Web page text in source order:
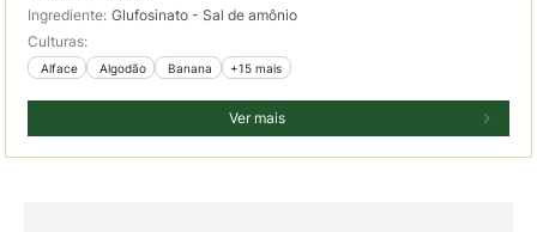
Ingrediente: Glufosinato - Sal de amônio
Culturas:
Alface Algodão Banana +15 mais
Ver mais